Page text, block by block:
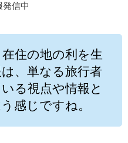
発信中
住の地の利を生
、単なる旅行者
る視点や情報と
感じですね。